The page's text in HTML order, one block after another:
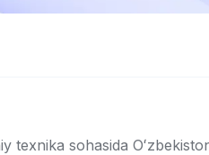
texnika sohasida